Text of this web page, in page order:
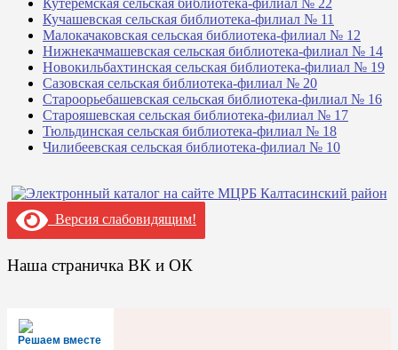
Кутеремская сельская библиотека-филиал № 22
Кучашевская сельская библиотека-филиал № 11
Малокачаковская сельская библиотека-филиал № 12
Нижнекачмашевская сельская библиотека-филиал № 14
Новокильбахтинская сельская библиотека-филиал № 19
Сазовская сельская библиотека-филиал № 20
Староорьебашевская сельская библиотека-филиал № 16
Старояшевская сельская библиотека-филиал № 17
Тюльдинская сельская библиотека-филиал № 18
Чилибеевская сельская библиотека-филиал № 10
Версия слабовидящим!
Наша страничка ВК и ОК
Решаем вместе